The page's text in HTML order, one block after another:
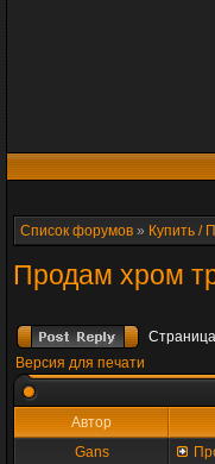
Список форумов » Купить /
Продам хром
Страница
Версия для печати
Автор
Gans